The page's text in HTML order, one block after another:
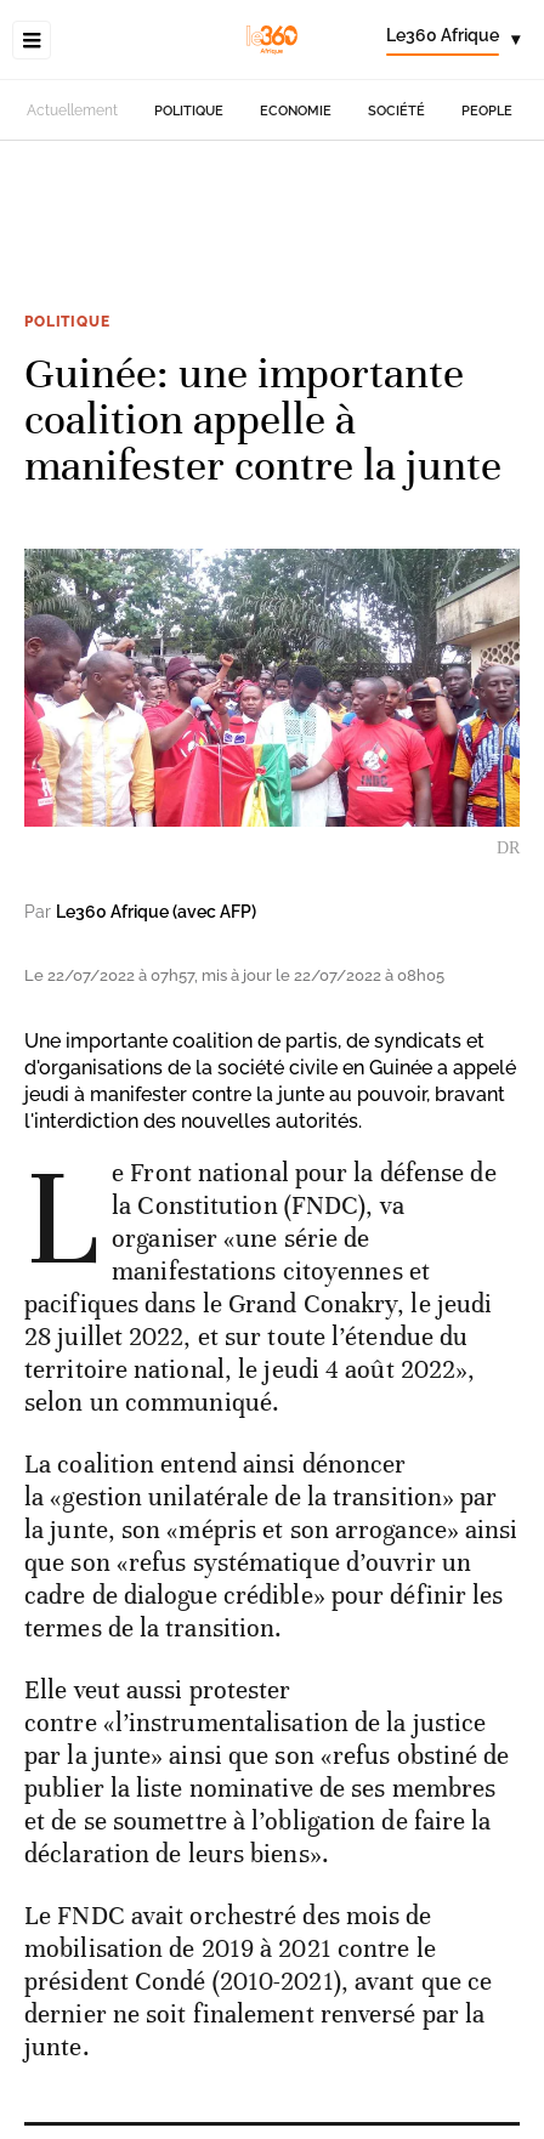
Le360 Afrique ▾
Actuellement POLITIQUE ECONOMIE SOCIÉTÉ PEOPLE
POLITIQUE
Guinée: une importante
coalition appelle à
manifester contre la junte
DR
Par Le360 Afrique (avec AFP)
Le 22/07/2022 à 07h57, mis à jour le 22/07/2022 à 08h05
Une importante coalition de partis, de syndicats et
d'organisations de la société civile en Guinée a appelé
jeudi à manifester contre la junte au pouvoir, bravant
l'interdiction des nouvelles autorités.
L e Front national pour la défense de
la Constitution (FNDC), va
organiser «une série de
manifestations citoyennes et
pacifiques dans le Grand Conakry, le jeudi
28 juillet 2022, et sur toute l’étendue du
territoire national, le jeudi 4 août 2022»,
selon un communiqué.
La coalition entend ainsi dénoncer
la «gestion unilatérale de la transition» par
la junte, son «mépris et son arrogance» ainsi
que son «refus systématique d’ouvrir un
cadre de dialogue crédible» pour définir les
termes de la transition.
Elle veut aussi protester
contre «l’instrumentalisation de la justice
par la junte» ainsi que son «refus obstiné de
publier la liste nominative de ses membres
et de se soumettre à l’obligation de faire la
déclaration de leurs biens».
Le FNDC avait orchestré des mois de
mobilisation de 2019 à 2021 contre le
président Condé (2010-2021), avant que ce
dernier ne soit finalement renversé par la
junte.